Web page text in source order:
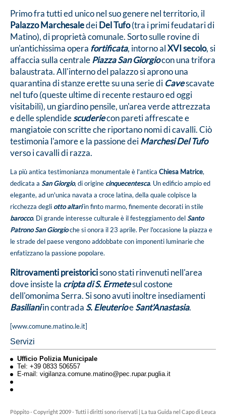
Primo fra tutti ed unico nel suo genere nel territorio, il
Palazzo MarchesaledeiDel Tufo(tra i primi feudatari di
Matino), di proprietà comunale. Sorto sulle rovine di
un'antichissima opera fortificata, intorno alXVI secolo, si
affaccia sulla centrale Piazza San Giorgiocon una trifora
balaustrata. All'interno del palazzo si aprono una
quarantina di stanze erette su una serie di Cavescavate
nel tufo (queste ultime di recente restauro ed oggi
visitabili), un giardino pensile, un'area verde attrezzata
e delle splendidescuderiecon pareti affrescate e
mangiatoie con scritte che riportano nomi di cavalli. Ciò
testimonia l'amore e la passione deiMarchesi Del Tufo
verso i cavalli di razza.
La più antica testimonianza monumentale è l'antica Chiesa Matrice,
dedicata a San Giorgio, di origine cinquecentesca. Un edificio ampio ed
elegante, ad un'unica navata a croce latina, della quale colpisce la
ricchezza degli otto altariin finto marmo, finemente decorati in stile
barocco. Di grande interesse culturale è il festeggiamento delSanto
Patrono San Giorgioche si onora il 23 aprile. Per l'occasione la piazza e
le strade del paese vengono addobbate con imponenti luminarie che
enfatizzano la passione popolare.
Ritrovamenti preistoricisono stati rinvenuti nell'area
dove insiste la cripta di S. Ermetesul costone
dell'omonima Serra. Si sono avuti inoltre insediamenti
Basilianiin contrada S. EleuterioeSant'Anastasia.
[www.comune.matino.le.it]
Servizi
Ufficio Polizia Municipale
Tel: +39 0833 506557
E-mail: vigilanza.comune.matino@pec.rupar.puglia.it
Pòppito - Copyright 2009 - Tutti i diritti sono riservati | La tua Guida nel Capo di Leuca